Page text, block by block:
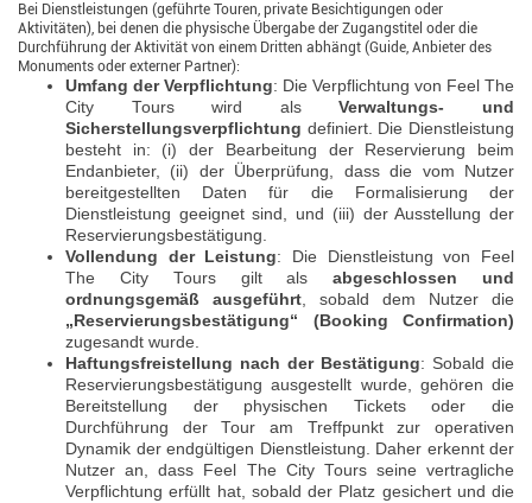
Bei Dienstleistungen (geführte Touren, private Besichtigungen oder
Aktivitäten), bei denen die physische Übergabe der Zugangstitel oder die
Durchführung der Aktivität von einem Dritten abhängt (Guide, Anbieter des
Monuments oder externer Partner):
Umfang der Verpflichtung: Die Verpflichtung von Feel The
City Tours wird alsVerwaltungs- und
Sicherstellungsverpflichtung definiert. Die Dienstleistung
besteht in: (i) der Bearbeitung der Reservierung beim
Endanbieter, (ii) der Überprüfung, dass die vom Nutzer
bereitgestellten Daten für die Formalisierung der
Dienstleistung geeignet sind, und (iii) der Ausstellung der
Reservierungsbestätigung.
Vollendung der Leistung: Die Dienstleistung von Feel
The City Tours gilt alsabgeschlossen und
ordnungsgemäß ausgeführt, sobald dem Nutzer die
„Reservierungsbestätigung“ (Booking Confirmation)
zugesandt wurde.
Haftungsfreistellung nach der Bestätigung: Sobald die
Reservierungsbestätigung ausgestellt wurde, gehören die
Bereitstellung der physischen Tickets oder die
Durchführung der Tour am Treffpunkt zur operativen
Dynamik der endgültigen Dienstleistung. Daher erkennt der
Nutzer an, dass Feel The City Tours seine vertragliche
Verpflichtung erfüllt hat, sobald der Platz gesichert und die